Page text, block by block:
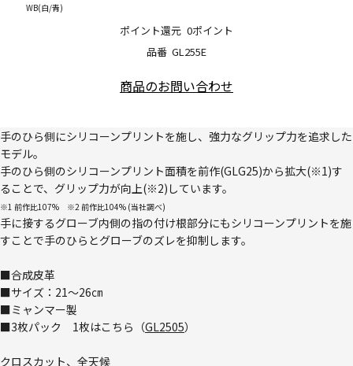
品番 GL255E
ポイント還元 0ポイント
WB(白/青)
商品のお問い合わせ
手のひら側にシリコーンプリントを施し、強力なグリップ力を追求した
モデル。
手のひら側のシリコーンプリント面積を前作(GLG25)から拡大(※1)す
ることで、グリップ力が向上(※2)しています。
※1 前作比107% ※2 前作比104% (当社調べ)
手に接するグローブ内側の指の付け根部分にもシリコーンプリントを施
すことで手のひらとグローブのズレを抑制します。
■合成皮革
■サイズ：21～26㎝
■ミャンマー製
■3枚パック 1枚はこちら（GL2505）
クロスカット、全天候